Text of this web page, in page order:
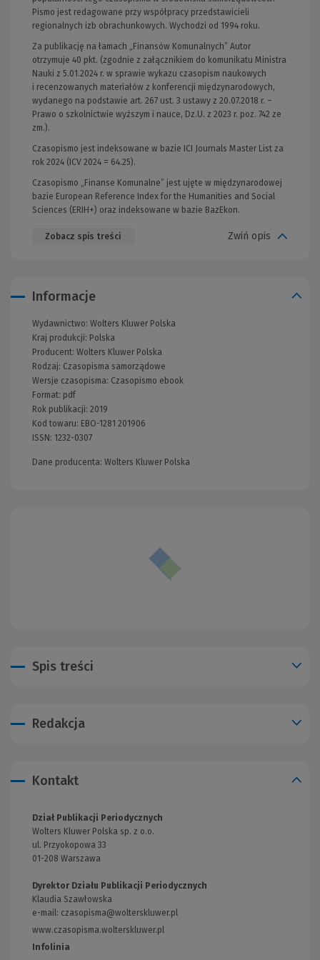
Pismo jest redagowane przy współpracy przedstawicieli
regionalnych izb obrachunkowych. Wychodzi od 1994 roku.
Za publikację na łamach „Finansów Komunalnych” Autor
otrzymuje 40 pkt. (zgodnie z załącznikiem do komunikatu Ministra
Nauki z 5.01.2024 r. w sprawie wykazu czasopism naukowych
i recenzowanych materiałów z konferencji międzynarodowych,
wydanego na podstawie art. 267 ust. 3 ustawy z 20.07.2018 r. –
Prawo o szkolnictwie wyższym i nauce, Dz.U. z 2023 r. poz. 742 ze
zm.).
Czasopismo jest indeksowane w bazie ICI Journals Master List za
rok 2024 (ICV 2024 = 64.25).
Czasopismo „Finanse Komunalne” jest ujęte w międzynarodowej
bazie European Reference Index for the Humanities and Social
Sciences (ERIH+) oraz indeksowane w bazie BazEkon.
Zobacz spis treści Zwiń opis
Informacje
Wydawnictwo: Wolters Kluwer Polska
Kraj produkcji: Polska
Producent: Wolters Kluwer Polska
Rodzaj: Czasopisma samorządowe
Wersje czasopisma: Czasopismo ebook
Format: pdf
Rok publikacji: 2019
Kod towaru: EBO-1281 201906
ISSN: 1232-0307
Dane producenta: Wolters Kluwer Polska
Spis treści
Redakcja
Kontakt
Dział Publikacji Periodycznych
Wolters Kluwer Polska sp. z o.o.
ul. Przyokopowa 33
01-208 Warszawa
Dyrektor Działu Publikacji Periodycznych
Klaudia Szawłowska
e-mail: czasopisma@wolterskluwer.pl
www.czasopisma.wolterskluwer.pl
Infolinia